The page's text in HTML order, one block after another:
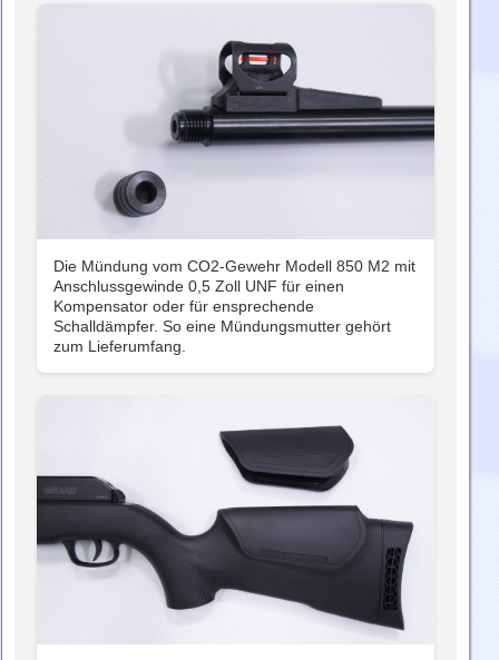
Die Mündung vom CO2-Gewehr Modell 850 M2 mit
Anschlussgewinde 0,5 Zoll UNF für einen
Kompensator oder für ensprechende
Schalldämpfer. So eine Mündungsmutter gehört
zum Lieferumfang.